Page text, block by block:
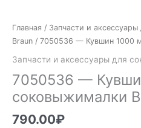
Главная / Запчасти и
Braun / 7050536 — Кувшин 1000
Запчасти и аксессуары для
7050536 —
соковыжималки
790.00₽